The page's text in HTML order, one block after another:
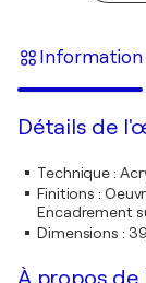
Information
Détails de
Technique:
Finitions :
Encadrement
Dimensions :
À propos de